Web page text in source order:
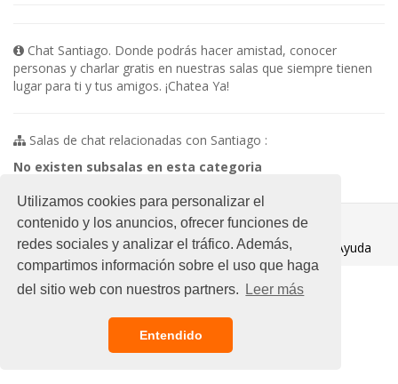
Utilizamos cookies para personalizar el
contenido y los anuncios, ofrecer funciones de
redes sociales y analizar el tráfico. Además,
compartimos información sobre el uso que haga
del sitio web con nuestros partners.
Leer más
Entendido
Chat Santiago. Donde podrás hacer amistad, conocer
personas y charlar gratis en nuestras salas que siempre tienen
lugar para ti y tus amigos. ¡Chatea Ya!
Salas de chat relacionadas con Santiago :
No existen subsalas en esta categoria
© 2021 Chat Gratis
Aviso legal
Ayuda